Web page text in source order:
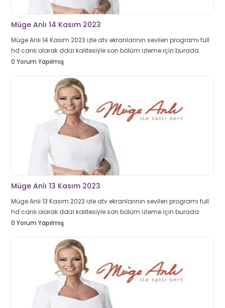
Müge Anlı 14 Kasım 2023
Müge Anlı 14 Kasım 2023 izle atv ekranlarının sevilen programı full
hd canlı olarak ddizi kalitesiyle son bölüm izleme için burada.
0 Yorum Yapılmış
Müge Anlı 13 Kasım 2023
Müge Anlı 13 Kasım 2023 izle atv ekranlarının sevilen programı full
hd canlı olarak ddizi kalitesiyle son bölüm izleme için burada.
0 Yorum Yapılmış